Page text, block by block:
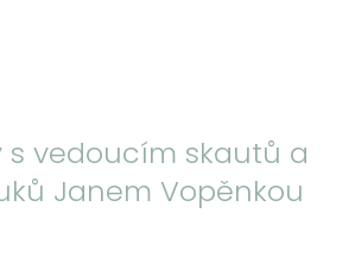
s vedoucím skautů a
Janem Vopěnkou